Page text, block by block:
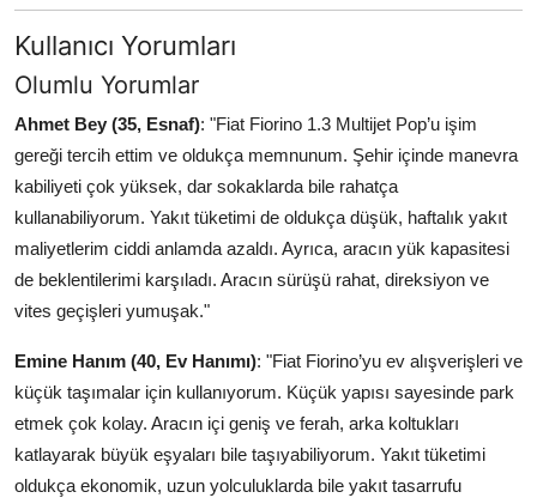
Kullanıcı Yorumları
Olumlu Yorumlar
Ahmet Bey (35, Esnaf): "Fiat Fiorino 1.3 Multijet Pop’u işim
gereği tercih ettim ve oldukça memnunum. Şehir içinde manevra
kabiliyeti çok yüksek, dar sokaklarda bile rahatça
kullanabiliyorum. Yakıt tüketimi de oldukça düşük, haftalık yakıt
maliyetlerim ciddi anlamda azaldı. Ayrıca, aracın yük kapasitesi
de beklentilerimi karşıladı. Aracın sürüşü rahat, direksiyon ve
vites geçişleri yumuşak."
Emine Hanım (40, Ev Hanımı): "Fiat Fiorino’yu ev alışverişleri ve
küçük taşımalar için kullanıyorum. Küçük yapısı sayesinde park
etmek çok kolay. Aracın içi geniş ve ferah, arka koltukları
katlayarak büyük eşyaları bile taşıyabiliyorum. Yakıt tüketimi
oldukça ekonomik, uzun yolculuklarda bile yakıt tasarrufu